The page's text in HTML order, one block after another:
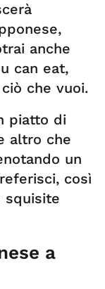
anche
can eat,
che vuoi.
piatto di
altro che
un
così
squisite
a